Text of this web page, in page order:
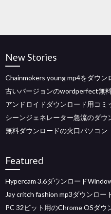
New Stories
Chainmokers young mp4をダウン
古いバージョンのwordperfect無
アンドロイドダウンロード用コミ
シーンジェネレーター急流のダウ
無料ダウンロードの火口パソコン
Featured
Hypercam 3.6ダウンロード
Jay critch fashion mp3ダウンロー
PC 32ビット用のChrome OSダウ